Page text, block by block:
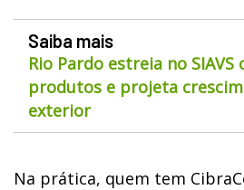
Saiba mais
Rio Pardo estreia no SIAVS
produtos e projeta
exterior
Na prática, quem tem